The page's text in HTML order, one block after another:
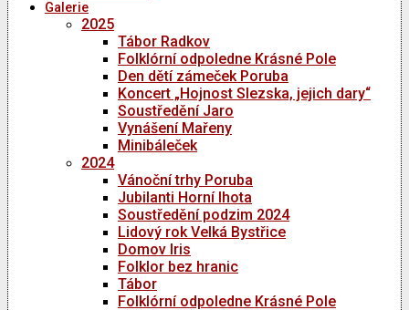
Galerie
2025
Tábor Radkov
Folklórní odpoledne Krásné Pole
Den dětí zámeček Poruba
Koncert „Hojnost Slezska, jejich dary“
Soustředění Jaro
Vynášení Mařeny
Minibáleček
2024
Vánoční trhy Poruba
Jubilanti Horní lhota
Soustředění podzim 2024
Lidový rok Velká Bystřice
Domov Iris
Folklor bez hranic
Tábor
Folklórní odpoledne Krásné Pole